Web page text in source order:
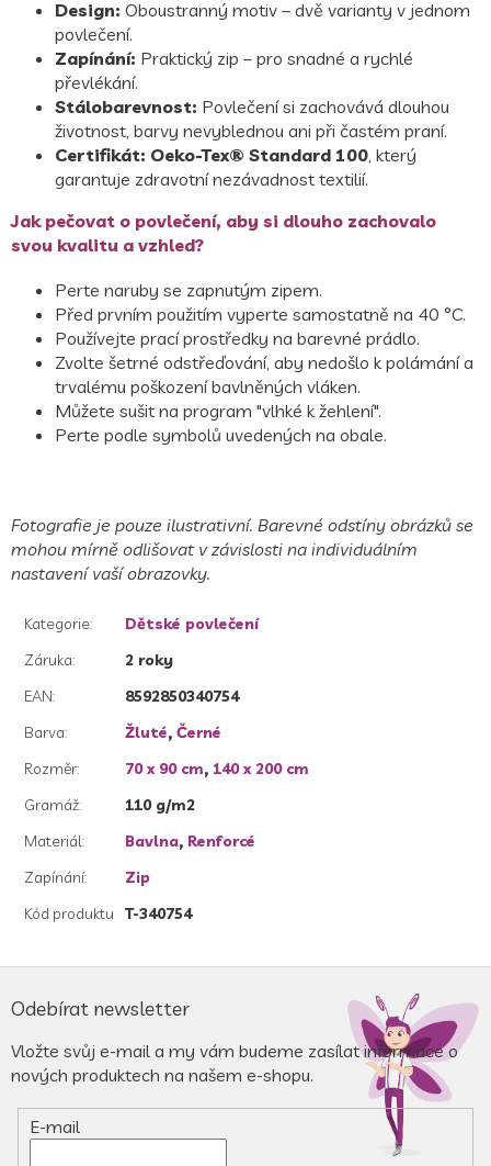
Design: Oboustranný motiv – dvě varianty v jednom
povlečení.
Zapínání: Praktický zip – pro snadné a rychlé
převlékání.
Stálobarevnost: Povlečení si zachovává dlouhou
životnost, barvy nevyblednou ani při častém praní.
Certifikát: Oeko-Tex® Standard 100 , který
garantuje zdravotní nezávadnost textilií.
Jak pečovat o povlečení, aby si dlouho zachovalo
svou kvalitu a vzhled?
Perte naruby se zapnutým zipem.
Před prvním použitím vyperte samostatně na 40 °C.
Používejte prací prostředky na barevné prádlo.
Zvolte šetrné odstřeďování, aby nedošlo k polámání a
trvalému poškození bavlněných vláken.
Můžete sušit na program "vlhké k žehlení".
Perte podle symbolů uvedených na obale.
Fotografie je pouze ilustrativní. Barevné odstíny obrázků se
mohou mírně odlišovat v závislosti na individuálním
nastavení vaší obrazovky.
Kategorie:
Dětské povlečení
Záruka:
2 roky
EAN:
8592850340754
Barva: Žluté, Černé
Rozměr: 70 x 90 cm, 140 x 200 cm
Gramáž:
110 g/m2
Materiál: Bavlna, Renforcé
Zapínání:
Zip
Kód produktu
T-340754
á
a
Odebírat newsletter
Vložte svůj e-mail a my vám budeme zasílat informace o
nových produktech na našem e-shopu.
E-mail